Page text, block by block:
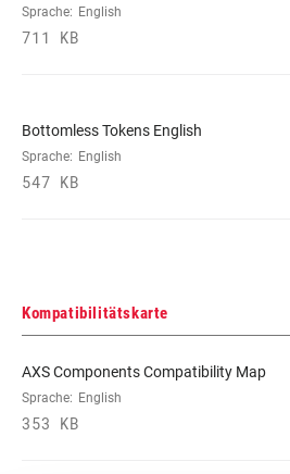
Sprache: English
711 KB
Bottomless Tokens English
Sprache: English
547 KB
Kompatibilitätskarte
AXS Components Compatibility Map
Sprache: English
353 KB